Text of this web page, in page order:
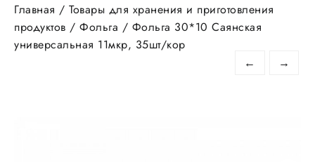
Главная / Товары для хранения и приготовления
продуктов / Фольга / Фольга 30*10 Саянская
универсальная 11мкр, 35шт/кор
←
→